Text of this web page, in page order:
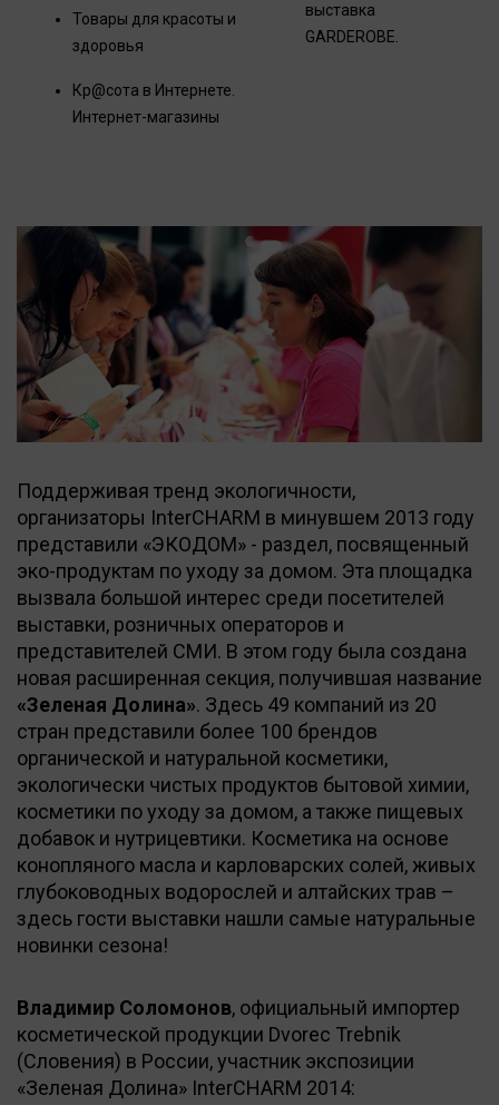
Товары для красоты и
здоровья
Кр@сота в Интернете.
Интернет-магазины
выставка
GARDEROBE.
Поддерживая тренд экологичности,
организаторы InterCHARM в минувшем 2013 году
представили «ЭКОДОМ» - раздел, посвященный
эко-продуктам по уходу за домом. Эта площадка
вызвала большой интерес среди посетителей
выставки, розничных операторов и
представителей СМИ. В этом году была создана
новая расширенная секция, получившая название
«Зеленая Долина». Здесь 49 компаний из 20
стран представили более 100 брендов
органической и натуральной косметики,
экологически чистых продуктов бытовой химии,
косметики по уходу за домом, а также пищевых
добавок и нутрицевтики. Косметика на основе
конопляного масла и карловарских солей, живых
глубоководных водорослей и алтайских трав –
здесь гости выставки нашли самые натуральные
новинки сезона!
Владимир Соломонов, официальный импортер
косметической продукции Dvorec Trebnik
(Словения) в России, участник экспозиции
«Зеленая Долина» InterCHARM 2014: